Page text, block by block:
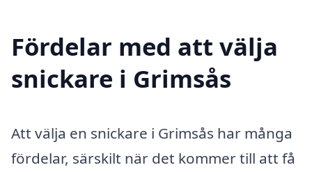
Fördelar med att välja
snickare i Grimsås
Att välja en snickare i Grimsås har många
fördelar, särskilt när det kommer till att få